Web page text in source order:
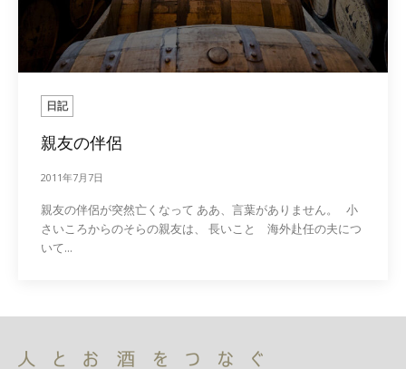
日記
親友の伴侶
2011年7月7日
親友の伴侶が突然亡くなって ああ、言葉がありません。 小
さいころからのそらの親友は、 長いこと 海外赴任の夫につ
いて...